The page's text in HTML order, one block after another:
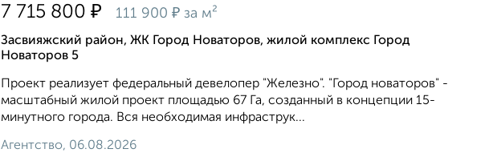
7 715 800 ₽ 111 900 ₽ за м²
Засвияжский район, ЖК Город Новаторов, жилой комплекс Город
Новаторов 5
Проект реализует федеральный девелопер "Железно". "Город новаторов" -
масштабный жилой проект площадью 67 Га, созданный в концепции 15-
минутного города. Вся необходимая инфраструк...
Агентство, 06.08.2026